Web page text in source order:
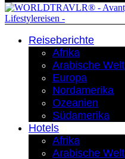
Reiseberichte
Afrika
Arabische Welt
Europa
Nordamerika
Ozeanien
Südamerika
Hotels
Afrika
Arabische Welt